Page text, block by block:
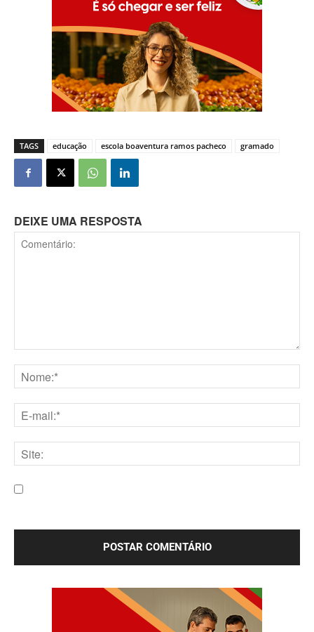
TAGS educação escola boaventura ramos pacheco gramado
DEIXE UMA RESPOSTA
mail:*